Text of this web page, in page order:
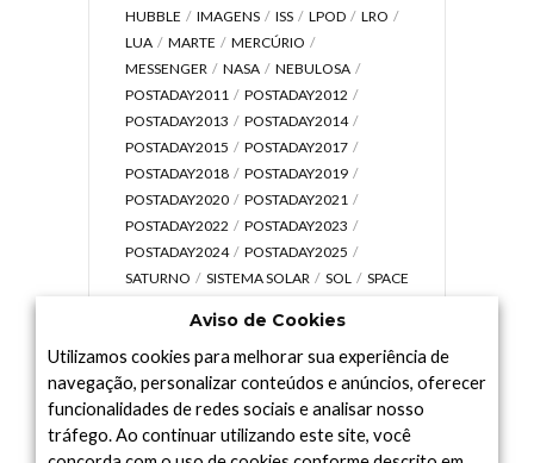
HUBBLE
IMAGENS ISS LPOD
LRO
LUA
MARTE
MERCÚRIO
MESSENGER
NASA
NEBULOSA
POSTADAY2011
POSTADAY2012
POSTADAY2013
POSTADAY2014
POSTADAY2015
POSTADAY2017
POSTADAY2018
POSTADAY2019
POSTADAY2020
POSTADAY2021
POSTADAY2022
POSTADAY2023
POSTADAY2024
POSTADAY2025
SATURNO
SISTEMA SOLAR SOL
SPACE
UNIVERSO
VÍDEO
Arquivo
Aviso de Cookies
Utilizamos cookies para melhorar sua experiência de
navegação, personalizar conteúdos e anúncios, oferecer
funcionalidades de redes sociais e analisar nosso
tráfego. Ao continuar utilizando este site, você